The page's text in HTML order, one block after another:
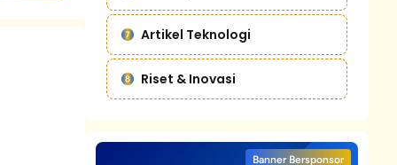
Artikel Teknologi
Riset & Inovasi
Banner Bersponsor